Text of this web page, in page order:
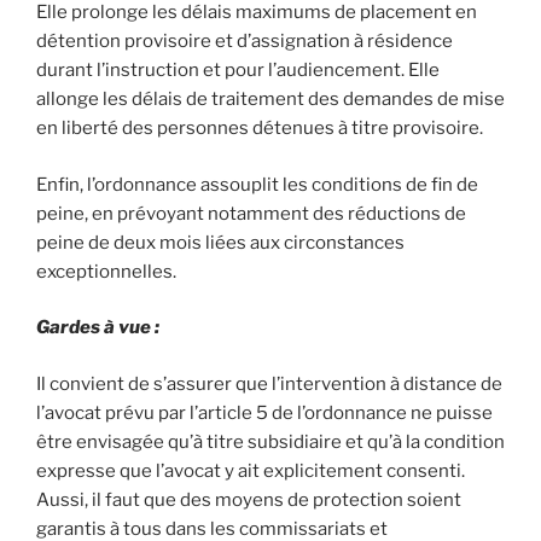
Elle prolonge les délais maximums de placement en
détention provisoire et d’assignation à résidence
durant l’instruction et pour l’audiencement. Elle
allonge les délais de traitement des demandes de mise
en liberté des personnes détenues à titre provisoire.
Enfin, l’ordonnance assouplit les conditions de fin de
peine, en prévoyant notamment des réductions de
peine de deux mois liées aux circonstances
exceptionnelles.
Gardes à vue :
Il convient de s’assurer que l’intervention à distance de
l’avocat prévu par l’article 5 de l’ordonnance ne puisse
être envisagée qu’à titre subsidiaire et qu’à la condition
expresse que l’avocat y ait explicitement consenti.
Aussi, il faut que des moyens de protection soient
garantis à tous dans les commissariats et